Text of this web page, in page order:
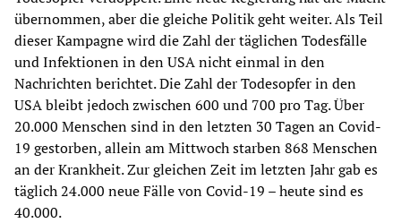
übernommen, aber die gleiche Politik geht weiter. Als Teil
dieser Kampagne wird die Zahl der täglichen Todesfälle
und Infektionen in den USA nicht einmal in den
Nachrichten berichtet. Die Zahl der Todesopfer in den
USA bleibt jedoch zwischen 600 und 700 pro Tag. Über
20.000 Menschen sind in den letzten 30 Tagen an Covid-
19 gestorben, allein am Mittwoch starben 868 Menschen
an der Krankheit. Zur gleichen Zeit im letzten Jahr gab es
täglich 24.000 neue Fälle von Covid-19 – heute sind es
40.000.